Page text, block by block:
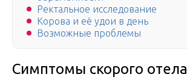
Ректальное исследование
Корова и её удои в день
Возможные проблемы
Симптомы скорого отела